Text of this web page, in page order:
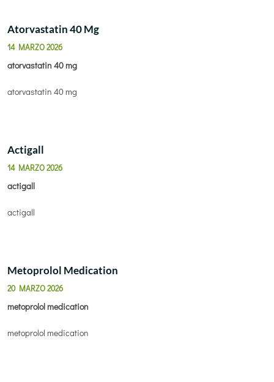
Atorvastatin 40 Mg
14 MARZO 2026
atorvastatin 40 mg
atorvastatin 40 mg
Actigall
14 MARZO 2026
actigall
actigall
Metoprolol Medication
20 MARZO 2026
metoprolol medication
metoprolol medication